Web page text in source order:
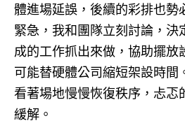
體進場延誤，後續的彩排也勢
緊急，我和團隊立刻討論，決
成的工作抓出來做，協助擺放
可能替硬體公司縮短架設時間
看著場地慢慢恢復秩序，忐忑
緩解。